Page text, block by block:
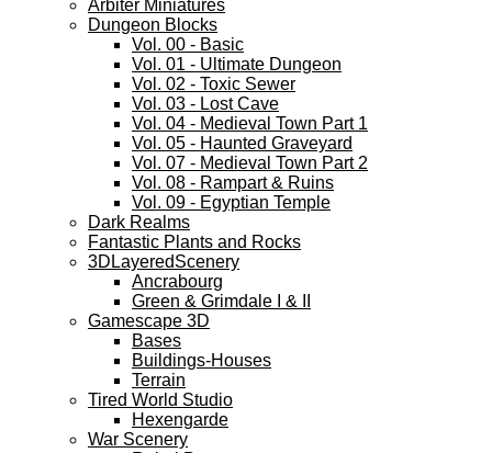
Arbiter Miniatures
Dungeon Blocks
Vol. 00 - Basic
Vol. 01 - Ultimate Dungeon
Vol. 02 - Toxic Sewer
Vol. 03 - Lost Cave
Vol. 04 - Medieval Town Part 1
Vol. 05 - Haunted Graveyard
Vol. 07 - Medieval Town Part 2
Vol. 08 - Rampart & Ruins
Vol. 09 - Egyptian Temple
Dark Realms
Fantastic Plants and Rocks
3DLayeredScenery
Ancrabourg
Green & Grimdale I & II
Gamescape 3D
Bases
Buildings-Houses
Terrain
Tired World Studio
Hexengarde
War Scenery